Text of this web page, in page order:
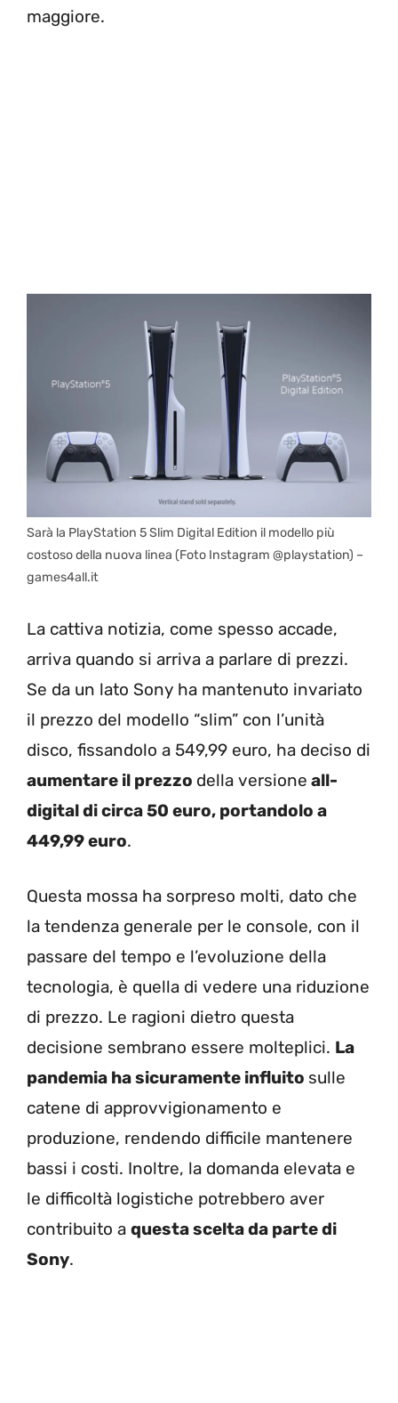
maggiore.
Sarà la PlayStation 5 Slim Digital Edition il modello più
costoso della nuova linea (Foto Instagram @playstation) –
games4all.it
La cattiva notizia, come spesso accade,
arriva quando si arriva a parlare di prezzi.
Se da un lato Sony ha mantenuto invariato
il prezzo del modello “slim” con l’unità
disco, fissandolo a 549,99 euro, ha deciso di
aumentare il prezzo della versione all-
digital di circa 50 euro, portandolo a
449,99 euro.
Questa mossa ha sorpreso molti, dato che
la tendenza generale per le console, con il
passare del tempo e l’evoluzione della
tecnologia, è quella di vedere una riduzione
di prezzo. Le ragioni dietro questa
decisione sembrano essere molteplici. La
pandemia ha sicuramente influito sulle
catene di approvvigionamento e
produzione, rendendo difficile mantenere
bassi i costi. Inoltre, la domanda elevata e
le difficoltà logistiche potrebbero aver
contribuito a questa scelta da parte di
Sony.